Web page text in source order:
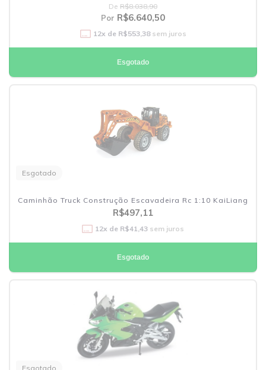
De R$8.038,90
Por R$6.640,50
12x de R$553,38sem juros
Esgotado
Esgotado
Caminhão Truck Construção Escavadeira Rc 1:10 KaiLiang
R$497,11
12x de R$41,43 sem juros
Esgotado
Esgotado